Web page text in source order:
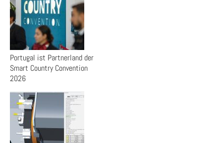
Portugal ist Partnerland der
Smart Country Convention
2026